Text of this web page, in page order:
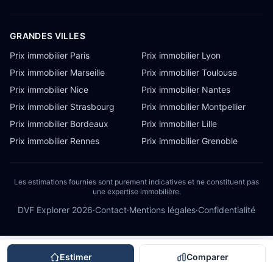
Estimer Comparer
GRANDES VILLES
Prix immobilier Paris
Prix immobilier Lyon
Prix immobilier Marseille
Prix immobilier Toulouse
Prix immobilier Nice
Prix immobilier Nantes
Prix immobilier Strasbourg
Prix immobilier Montpellier
Prix immobilier Bordeaux
Prix immobilier Lille
Prix immobilier Rennes
Prix immobilier Grenoble
Les estimations fournies sont purement indicatives et ne constituent pas
une expertise immobilière.
DVF Explorer 2026·Contact·Mentions légales·Confidentialité